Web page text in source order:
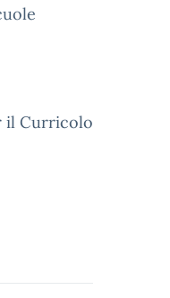
il Curricolo